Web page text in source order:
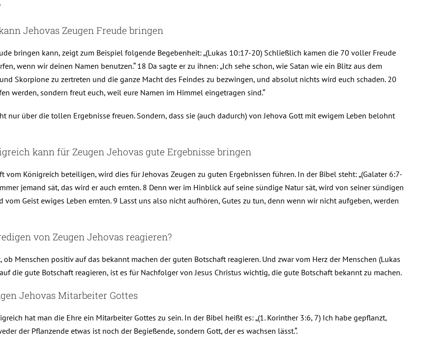
Jehovas Zeugen Freude bringen
bringen kann, zeigt zum Beispiel folgende Begebenheit: „(Lukas 10:17-20) Schließlich kamen die 70 voller Freude
wenn wir deinen Namen benutzen.“ 18 Da sagte er zu ihnen: „Ich sehe schon, wie Satan wie ein Blitz aus dem
Skorpione zu zertreten und die ganze Macht des Feindes zu bezwingen, und absolut nichts wird euch schaden. 20
werden, sondern freut euch, weil eure Namen im Himmel eingetragen sind.“
nur über die tollen Ergebnisse freuen. Sondern, dass sie (auch dadurch) von Jehova Gott mit ewigem Leben belohnt
kann für Zeugen Jehovas gute Ergebnisse bringen
Königreich beteiligen, wird dies für Jehovas Zeugen zu guten Ergebnissen führen. In der Bibel steht: „(Galater 6:7-
jemand sät, das wird er auch ernten. 8 Denn wer im Hinblick auf seine sündige Natur sät, wird von seiner sündigen
Geist ewiges Leben ernten. 9 Lasst uns also nicht aufhören, Gutes zu tun, denn wenn wir nicht aufgeben, werden
von Zeugen Jehovas reagieren?
Menschen positiv auf das bekannt machen der guten Botschaft reagieren. Und zwar vom Herz der Menschen (Lukas
die gute Botschaft reagieren, ist es für Nachfolger von Jesus Christus wichtig, die gute Botschaft bekannt zu machen.
Jehovas Mitarbeiter Gottes
hat man die Ehre ein Mitarbeiter Gottes zu sein. In der Bibel heißt es: „(1. Korinther 3:6, 7) Ich habe gepflanzt,
der Pflanzende etwas ist noch der Begießende, sondern Gott, der es wachsen lässt.“.